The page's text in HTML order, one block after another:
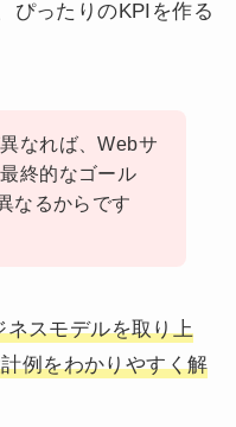
ぴったりのKPIを作る
なれば、Webサ
終的なゴール
なるからです
ネスモデルを取り上
例をわかりやすく解